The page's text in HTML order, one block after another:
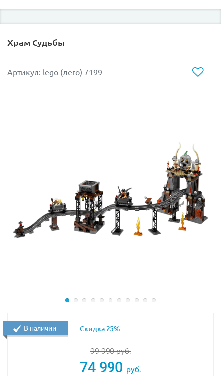
Храм Судьбы
Артикул: lego (лего) 7199
99 990руб.
74 990 руб.
В наличии Скидка 25%